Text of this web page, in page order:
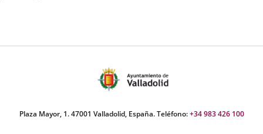
Plaza Mayor, 1. 47001 Valladolid, España. Teléfono:+34 983 426 100